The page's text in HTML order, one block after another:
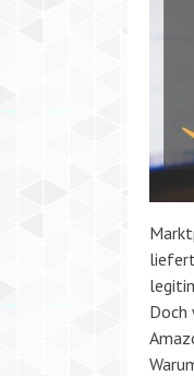
Doch